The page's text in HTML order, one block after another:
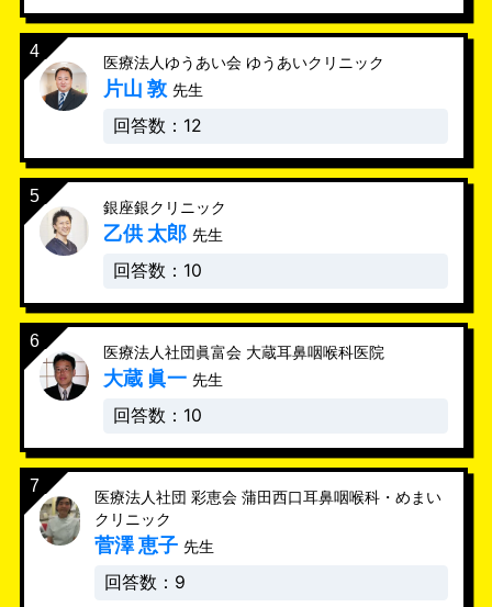
医療法人ゆうあい会 ゆうあいクリニック
片山 敦 先生
回答数：12
銀座銀クリニック
乙供 太郎 先生
回答数：10
医療法人社団眞富会 大蔵耳鼻咽喉科医院
大蔵 眞一 先生
回答数：10
医療法人社団 彩恵会 蒲田西口耳鼻咽喉科・めまい
クリニック
菅澤 恵子 先生
回答数：9